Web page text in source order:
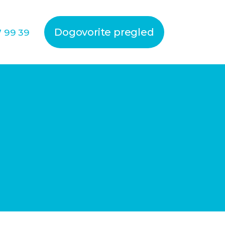
99 39 Dogovorite pregled